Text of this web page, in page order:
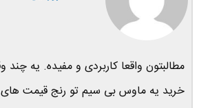
مطالبتون واقعا کاربردی و مفیده. یه